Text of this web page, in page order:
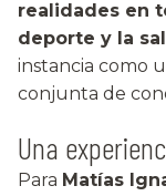
realidades en
deporte y la
instancia como
conjunta de
Una
Para Matías